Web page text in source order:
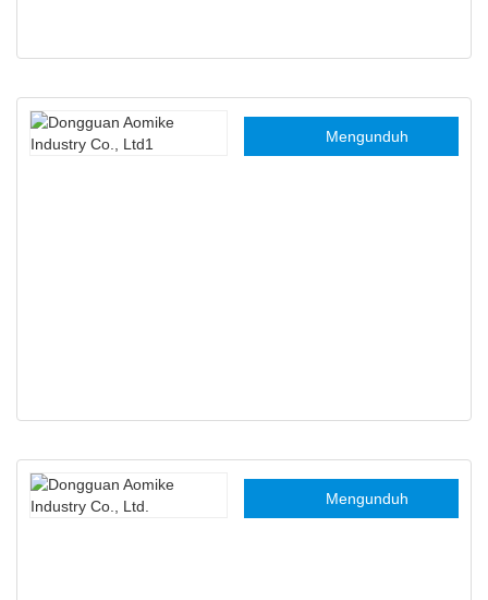
Dongguan Aomike
Mengunduh
Dongguan Aomike
Mengunduh